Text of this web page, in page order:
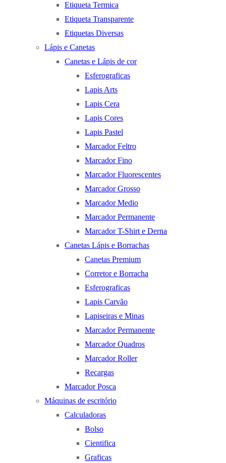
Etiqueta Termica
Etiqueta Transparente
Etiquetas Diversas
Lápis e Canetas
Canetas e Lápis de cor
Esferograficas
Lapis Arts
Lapis Cera
Lapis Cores
Lapis Pastel
Marcador Feltro
Marcador Fino
Marcador Fluorescentes
Marcador Grosso
Marcador Medio
Marcador Permanente
Marcador T-Shirt e Derna
Canetas Lápis e Borrachas
Canetas Premium
Corretor e Borracha
Esferograficas
Lapis Carvão
Lapiseiras e Minas
Marcador Permanente
Marcador Quadros
Marcador Roller
Recargas
Marcador Posca
Máquinas de escritório
Calculadoras
Bolso
Cientifica
Graficas